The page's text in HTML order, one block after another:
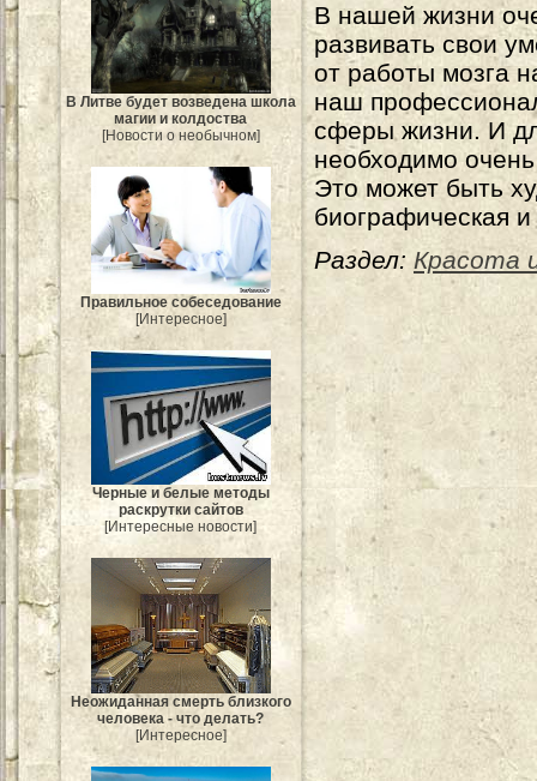
В Литве будет возведена школа
магии и колдоства
[Новости о необычном]
Правильное собеседование
[Интересное]
Черные и белые методы
раскрутки сайтов
[Интересные новости]
Неожиданная смерть близкого
человека - что делать?
[Интересное]
В нашей жизни
развивать свои
от работы мозга
наш
сферы жизни. И
необходимо
Это может быть
биографическая
Раздел: Красота